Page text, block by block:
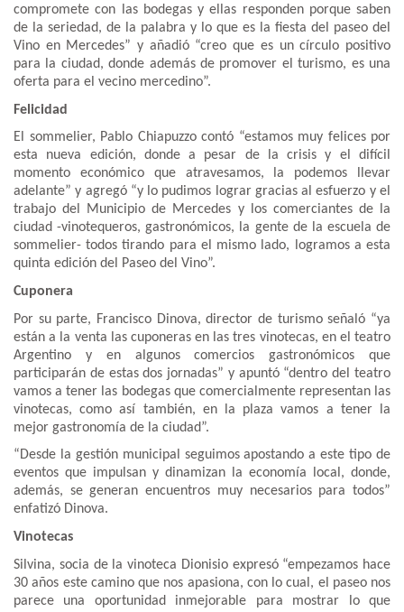
compromete con las bodegas y ellas responden porque saben
de la seriedad, de la palabra y lo que es la fiesta del paseo del
Vino en Mercedes” y añadió “creo que es un círculo positivo
para la ciudad, donde además de promover el turismo, es una
oferta para el vecino mercedino”.
Felicidad
El sommelier, Pablo Chiapuzzo contó “estamos muy felices por
esta nueva edición, donde a pesar de la crisis y el difícil
momento económico que atravesamos, la podemos llevar
adelante” y agregó “y lo pudimos lograr gracias al esfuerzo y el
trabajo del Municipio de Mercedes y los comerciantes de la
ciudad -vinotequeros, gastronómicos, la gente de la escuela de
sommelier- todos tirando para el mismo lado, logramos a esta
quinta edición del Paseo del Vino”.
Cuponera
Por su parte, Francisco Dinova, director de turismo señaló “ya
están a la venta las cuponeras en las tres vinotecas, en el teatro
Argentino y en algunos comercios gastronómicos que
participarán de estas dos jornadas” y apuntó “dentro del teatro
vamos a tener las bodegas que comercialmente representan las
vinotecas, como así también, en la plaza vamos a tener la
mejor gastronomía de la ciudad”.
“Desde la gestión municipal seguimos apostando a este tipo de
eventos que impulsan y dinamizan la economía local, donde,
además, se generan encuentros muy necesarios para todos”
enfatizó Dinova.
Vinotecas
Silvina, socia de la vinoteca Dionisio expresó “empezamos hace
30 años este camino que nos apasiona, con lo cual, el paseo nos
parece una oportunidad inmejorable para mostrar lo que